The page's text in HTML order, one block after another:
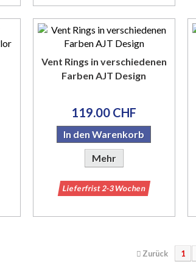
Vent Rings in verschiedenen
Farben AJT Design
119.00 CHF
In den Warenkorb
Mehr
Lieferfrist 2-3 Wochen
Zurück 1